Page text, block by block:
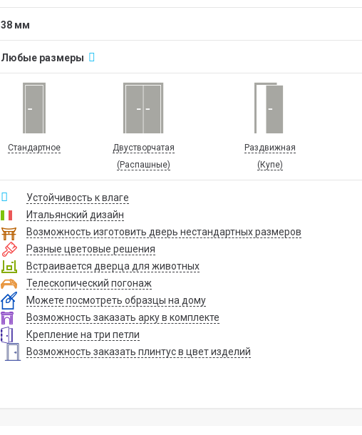
38 мм
Любые размеры
Стандартное
Двустворчатая
(Распашные)
Раздвижная
(Купе)
Устойчивость к влаге
Итальянский дизайн
Возможность изготовить дверь нестандартных размеров
Разные цветовые решения
Встраивается дверца для животных
Телескопический погонаж
Можете посмотреть образцы на дому
Возможность заказать арку в комплекте
Крепление на три петли
Возможность заказать плинтус в цвет изделий